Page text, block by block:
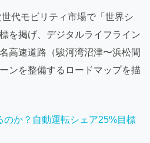
代モビリティ市場で「世界シ
を掲げ、デジタルライフライン
高速道路（駿河湾沼津〜浜松間
ンを整備するロードマップを描
のか？自動運転シェア25%目標